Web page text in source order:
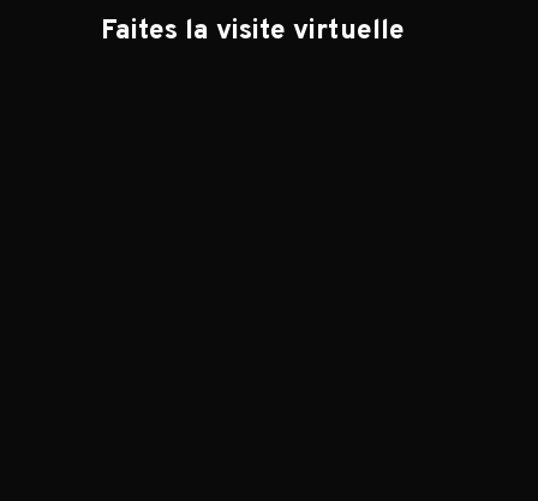
Faites la visite virtuelle